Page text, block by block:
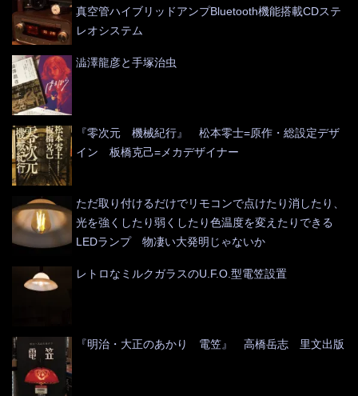
真空管ハイブリッドアンプBluetooth機能搭載CDステ
レオシステム
澁澤龍彦と手塚治虫
『零次元 機械紀行』 松本零士=原作・総設定デザ
イン 板橋克己=メカデザイナー
ただ取り付けるだけでリモコンで点けたり消したり、
光を強くしたり弱くしたり色温度を変えたりできる
LEDランプ 物凄い大発明じゃないか
レトロなミルクガラスのU.F.O.型電笠設置
『明治・大正のあかり 電笠』 高橋岳志 里文出版